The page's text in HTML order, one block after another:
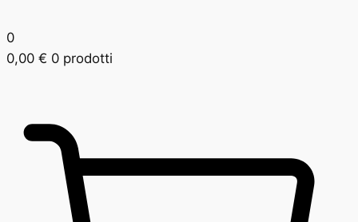
0
0,00 € 0 prodotti